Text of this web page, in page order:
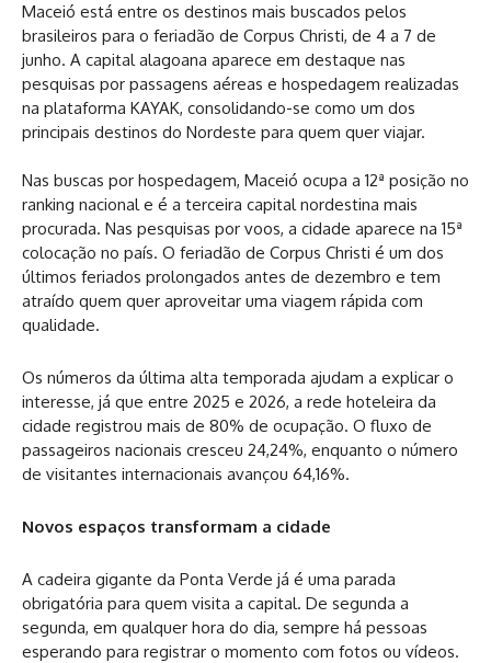
Maceió está entre os destinos mais buscados pelos
brasileiros para o feriadão de Corpus Christi, de 4 a 7 de
junho. A capital alagoana aparece em destaque nas
pesquisas por passagens aéreas e hospedagem realizadas
na plataforma KAYAK, consolidando-se como um dos
principais destinos do Nordeste para quem quer viajar.
Nas buscas por hospedagem, Maceió ocupa a 12ª posição no
ranking nacional e é a terceira capital nordestina mais
procurada. Nas pesquisas por voos, a cidade aparece na 15ª
colocação no país. O feriadão de Corpus Christi é um dos
últimos feriados prolongados antes de dezembro e tem
atraído quem quer aproveitar uma viagem rápida com
qualidade.
Os números da última alta temporada ajudam a explicar o
interesse, já que entre 2025 e 2026, a rede hoteleira da
cidade registrou mais de 80% de ocupação. O fluxo de
passageiros nacionais cresceu 24,24%, enquanto o número
de visitantes internacionais avançou 64,16%.
Novos espaços transformam a cidade
A cadeira gigante da Ponta Verde já é uma parada
obrigatória para quem visita a capital. De segunda a
segunda, em qualquer hora do dia, sempre há pessoas
esperando para registrar o momento com fotos ou vídeos.